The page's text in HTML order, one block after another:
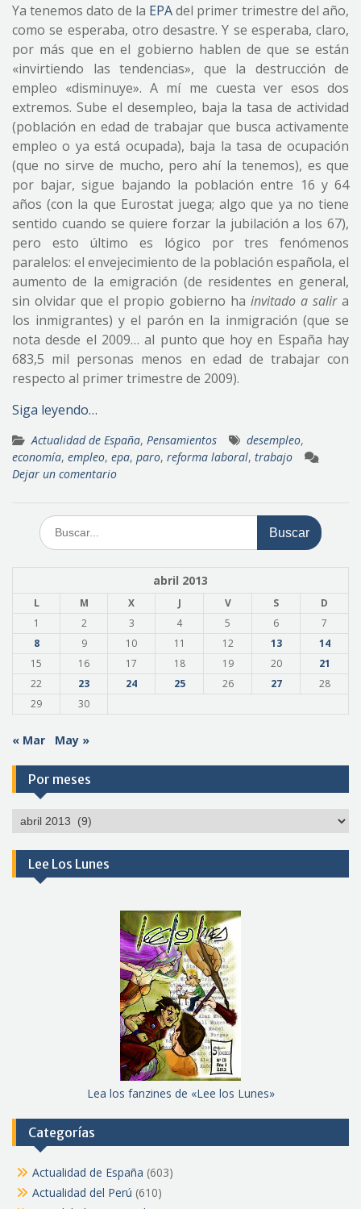
Ya tenemos dato de la EPAdel primer trimestre del año,
como se esperaba, otro desastre. Y se esperaba, claro,
por más que en el gobierno hablen de que se están
«invirtiendo las tendencias», que la destrucción de
empleo «disminuye». A mí me cuesta ver esos dos
extremos. Sube el desempleo, baja la tasa de actividad
(población en edad de trabajar que busca activamente
empleo o ya está ocupada), baja la tasa de ocupación
(que no sirve de mucho, pero ahí la tenemos), es que
por bajar, sigue bajando la población entre 16 y 64
años (con la que Eurostat juega; algo que ya no tiene
sentido cuando se quiere forzar la jubilación a los 67),
pero esto último es lógico por tres fenómenos
paralelos: el envejecimiento de la población española, el
aumento de la emigración (de residentes en general,
sin olvidar que el propio gobierno ha invitado a salira
los inmigrantes) y el parón en la inmigración (que se
nota desde el 2009… al punto que hoy en España hay
683,5 mil personas menos en edad de trabajar con
respecto al primer trimestre de 2009).
Siga leyendo…
Actualidad de España, Pensamientos desempleo,
economía, empleo, epa, paro, reforma laboral, trabajo
Dejar un comentario
Buscar:
abril 2013
L M X J V S
D
1
2 3 4 5 6
7
8
9 10 11 12 13
14
15
16 17 18 19 20
21
22
23 24 25 26 27
28
29
30
« Mar May »
Por meses
Por
Lee Los Lunes
Lea los fanzines de «Lee los Lunes»
Categorías
Actualidad de España (603)
Actualidad del Perú (610)